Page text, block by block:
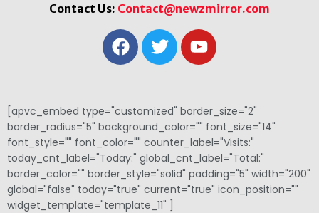
Contact Us: Contact@newzmirror.com
[apvc_embed type="customized" border_size="2"
border_radius="5" background_color="" font_size="14"
font_style="" font_color="" counter_label="Visits:"
today_cnt_label="Today:" global_cnt_label="Total:"
border_color="" border_style="solid" padding="5" width="200"
global="false" today="true" current="true" icon_position=""
widget_template="template_11" ]